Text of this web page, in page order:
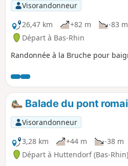
Visorandonneur
26,47 km
+82 m -83 m
Départ à Bas-Rhin
Randonnée à la Bruche pour
Balade du pont
Visorandonneur
3,28 km
+44 m -38 m
Départ à Huttendorf (Bas-Rhin)